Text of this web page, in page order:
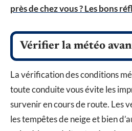
près de chez vous ? Les bons
Vérifier la météo
La vérification des conditions
toute conduite vous évite les
survenir en cours de route. Les
les tempêtes de neige et bien